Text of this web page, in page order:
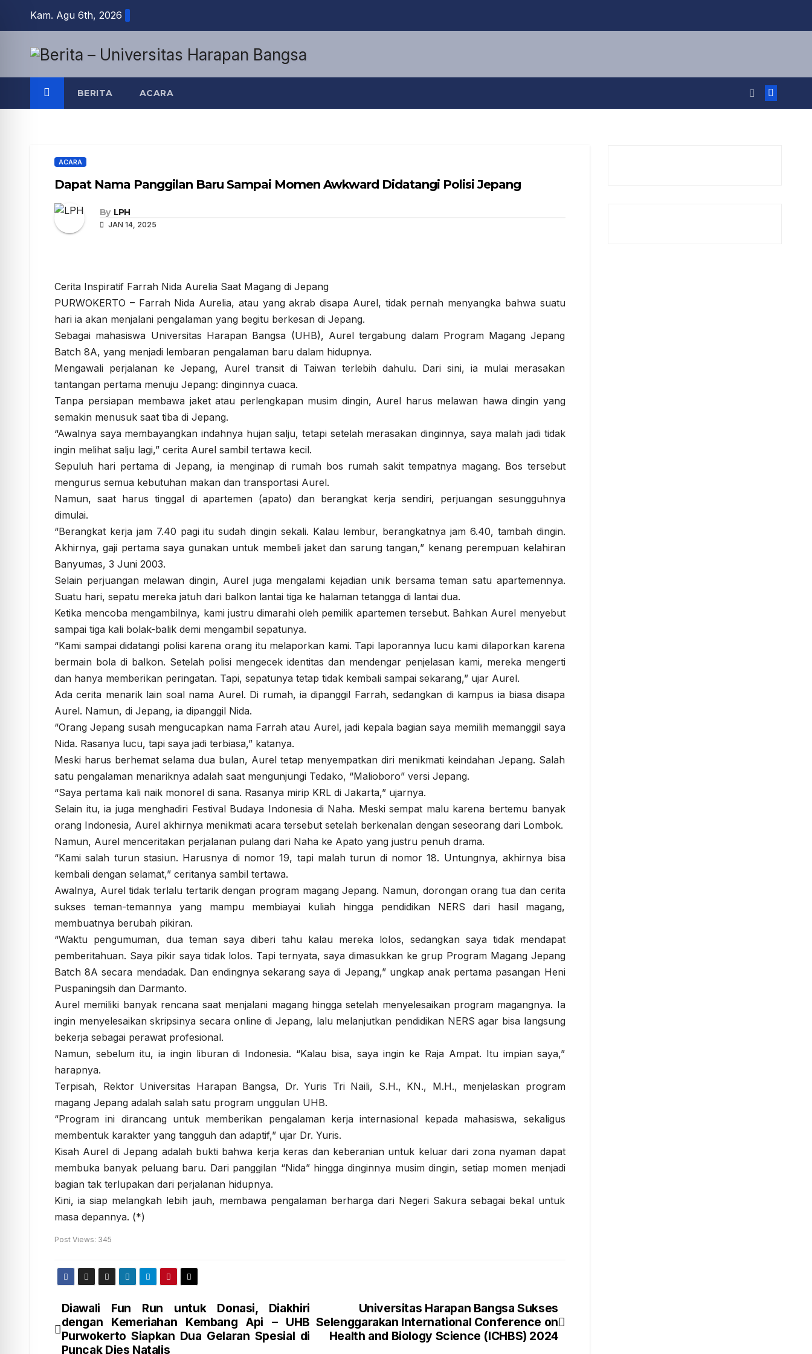
Kam. Agu 6th, 2026
BERITA ACARA
ACARA
Dapat Nama Panggilan Baru Sampai Momen Awkward Didatangi Polisi Jepang
By LPH
JAN 14, 2025
Cerita Inspiratif Farrah Nida Aurelia Saat Magang di Jepang
PURWOKERTO – Farrah Nida Aurelia, atau yang akrab disapa Aurel, tidak pernah menyangka bahwa suatu
hari ia akan menjalani pengalaman yang begitu berkesan di Jepang.
Sebagai mahasiswa Universitas Harapan Bangsa (UHB), Aurel tergabung dalam Program Magang Jepang
Batch 8A, yang menjadi lembaran pengalaman baru dalam hidupnya.
Mengawali perjalanan ke Jepang, Aurel transit di Taiwan terlebih dahulu. Dari sini, ia mulai merasakan
tantangan pertama menuju Jepang: dinginnya cuaca.
Tanpa persiapan membawa jaket atau perlengkapan musim dingin, Aurel harus melawan hawa dingin yang
semakin menusuk saat tiba di Jepang.
“Awalnya saya membayangkan indahnya hujan salju, tetapi setelah merasakan dinginnya, saya malah jadi tidak
ingin melihat salju lagi,” cerita Aurel sambil tertawa kecil.
Sepuluh hari pertama di Jepang, ia menginap di rumah bos rumah sakit tempatnya magang. Bos tersebut
mengurus semua kebutuhan makan dan transportasi Aurel.
Namun, saat harus tinggal di apartemen (apato) dan berangkat kerja sendiri, perjuangan sesungguhnya
dimulai.
“Berangkat kerja jam 7.40 pagi itu sudah dingin sekali. Kalau lembur, berangkatnya jam 6.40, tambah dingin.
Akhirnya, gaji pertama saya gunakan untuk membeli jaket dan sarung tangan,” kenang perempuan kelahiran
Banyumas, 3 Juni 2003.
Selain perjuangan melawan dingin, Aurel juga mengalami kejadian unik bersama teman satu apartemennya.
Suatu hari, sepatu mereka jatuh dari balkon lantai tiga ke halaman tetangga di lantai dua.
Ketika mencoba mengambilnya, kami justru dimarahi oleh pemilik apartemen tersebut. Bahkan Aurel menyebut
sampai tiga kali bolak-balik demi mengambil sepatunya.
“Kami sampai didatangi polisi karena orang itu melaporkan kami. Tapi laporannya lucu kami dilaporkan karena
bermain bola di balkon. Setelah polisi mengecek identitas dan mendengar penjelasan kami, mereka mengerti
dan hanya memberikan peringatan. Tapi, sepatunya tetap tidak kembali sampai sekarang,” ujar Aurel.
Ada cerita menarik lain soal nama Aurel. Di rumah, ia dipanggil Farrah, sedangkan di kampus ia biasa disapa
Aurel. Namun, di Jepang, ia dipanggil Nida.
“Orang Jepang susah mengucapkan nama Farrah atau Aurel, jadi kepala bagian saya memilih memanggil saya
Nida. Rasanya lucu, tapi saya jadi terbiasa,” katanya.
Meski harus berhemat selama dua bulan, Aurel tetap menyempatkan diri menikmati keindahan Jepang. Salah
satu pengalaman menariknya adalah saat mengunjungi Tedako, “Malioboro” versi Jepang.
“Saya pertama kali naik monorel di sana. Rasanya mirip KRL di Jakarta,” ujarnya.
Selain itu, ia juga menghadiri Festival Budaya Indonesia di Naha. Meski sempat malu karena bertemu banyak
orang Indonesia, Aurel akhirnya menikmati acara tersebut setelah berkenalan dengan seseorang dari Lombok.
Namun, Aurel menceritakan perjalanan pulang dari Naha ke Apato yang justru penuh drama.
“Kami salah turun stasiun. Harusnya di nomor 19, tapi malah turun di nomor 18. Untungnya, akhirnya bisa
kembali dengan selamat,” ceritanya sambil tertawa.
Awalnya, Aurel tidak terlalu tertarik dengan program magang Jepang. Namun, dorongan orang tua dan cerita
sukses teman-temannya yang mampu membiayai kuliah hingga pendidikan NERS dari hasil magang,
membuatnya berubah pikiran.
“Waktu pengumuman, dua teman saya diberi tahu kalau mereka lolos, sedangkan saya tidak mendapat
pemberitahuan. Saya pikir saya tidak lolos. Tapi ternyata, saya dimasukkan ke grup Program Magang Jepang
Batch 8A secara mendadak. Dan endingnya sekarang saya di Jepang,” ungkap anak pertama pasangan Heni
Puspaningsih dan Darmanto.
Aurel memiliki banyak rencana saat menjalani magang hingga setelah menyelesaikan program magangnya. Ia
ingin menyelesaikan skripsinya secara online di Jepang, lalu melanjutkan pendidikan NERS agar bisa langsung
bekerja sebagai perawat profesional.
Namun, sebelum itu, ia ingin liburan di Indonesia. “Kalau bisa, saya ingin ke Raja Ampat. Itu impian saya,”
harapnya.
Terpisah, Rektor Universitas Harapan Bangsa, Dr. Yuris Tri Naili, S.H., KN., M.H., menjelaskan program
magang Jepang adalah salah satu program unggulan UHB.
“Program ini dirancang untuk memberikan pengalaman kerja internasional kepada mahasiswa, sekaligus
membentuk karakter yang tangguh dan adaptif,” ujar Dr. Yuris.
Kisah Aurel di Jepang adalah bukti bahwa kerja keras dan keberanian untuk keluar dari zona nyaman dapat
membuka banyak peluang baru. Dari panggilan “Nida” hingga dinginnya musim dingin, setiap momen menjadi
bagian tak terlupakan dari perjalanan hidupnya.
Kini, ia siap melangkah lebih jauh, membawa pengalaman berharga dari Negeri Sakura sebagai bekal untuk
masa depannya. (*)
Post Views: 345
Universitas Harapan Bangsa Sukses
Selenggarakan International Conference on
Health and Biology Science (ICHBS) 2024
Diawali Fun Run untuk Donasi, Diakhiri
dengan Kemeriahan Kembang Api – UHB
Purwokerto Siapkan Dua Gelaran Spesial di
Puncak Dies Natalis